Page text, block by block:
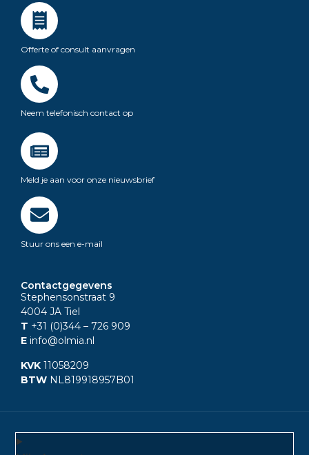
Offerte of consult aanvragen
Neem telefonisch contact op
Meld je aan voor onze nieuwsbrief
Stuur ons een e-mail
Contactgegevens
Stephensonstraat 9
4004 JA Tiel
T +31 (0)344 – 726 909
E info@olmia.nl
KVK 11058209
BTW NL819918957B01